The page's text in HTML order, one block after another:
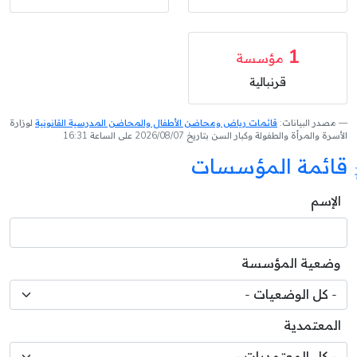
1 مؤسسة
قرنبالية
مصدر البيانات: قائمات رياض ومحاضن الأطفال والمحاضن المدرسية القانونية لوزارة
الأسرة والمرأة والطفولة وكبار السن بتاريخ 2026/08/07 على الساعة 16:31
قائمة المؤسسات
الإسم
وضعية المؤسسة
المعتمدية